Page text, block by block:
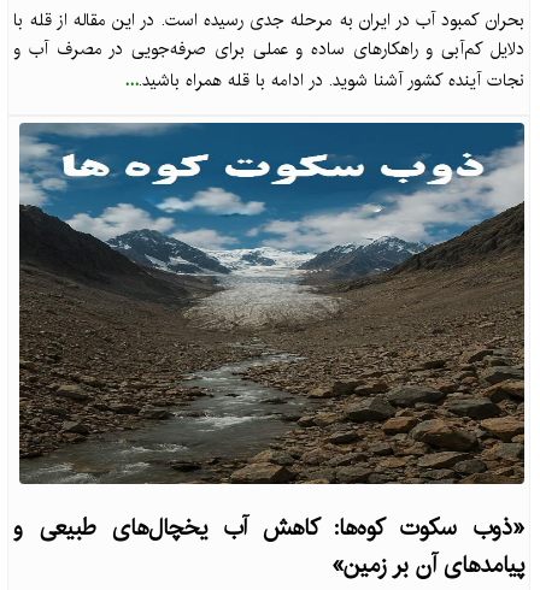
بحران کمبود آب در ایران به مرحله جدی رسیده است. در این مقاله از قله با
دلایل کم‌آبی و راهکارهای ساده و عملی برای صرفه‌جویی در مصرف آب و
نجات آینده کشور آشنا شوید. در ادامه با قله همراه باشید....
«ذوب سکوت کوه‌ها: کاهش آب یخچال‌های طبیعی و
پیامدهای آن بر زمین»